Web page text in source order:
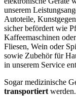
unserem
Autoteile,
sicher befördert wie
Kaffeemaschinen
Fliesen, Wein oder
sowie Zubehör für
in unserem Service
Sogar medizinische
transportiert werden.